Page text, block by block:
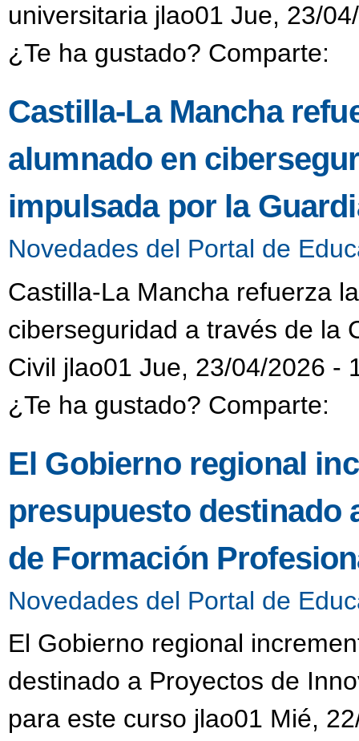
universitaria jlao01 Jue, 23/
¿Te ha gustado? Comparte:
Castilla-La Mancha
alumnado en
impulsada por la
Novedades del Portal de
Castilla-La Mancha refuerza
ciberseguridad a través de la
Civil jlao01 Jue, 23/04/2026 -
¿Te ha gustado? Comparte:
El Gobierno regional
presupuesto destinado
de Formación
Novedades del Portal de
El Gobierno regional
destinado a Proyectos de
para este curso jlao01 Mié,